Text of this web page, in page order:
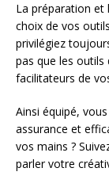
La préparation et
choix de vos
privilégiez
pas que les
facilitateurs de
Ainsi équipé,
assurance et
vos mains ?
parler votre